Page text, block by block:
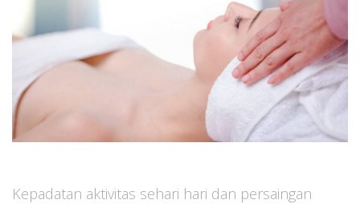
Kepadatan aktivitas sehari hari dan persaingan